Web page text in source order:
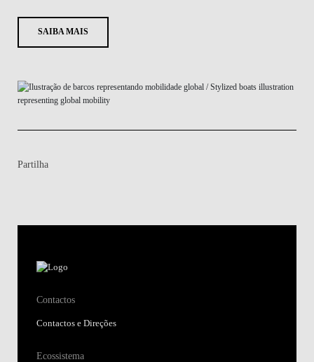
SAIBA MAIS
Partilha
Contactos
Contactos e Direções
Ecossistema